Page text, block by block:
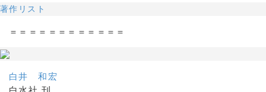
著作リスト
＝＝＝＝＝＝＝＝＝＝＝＝
白井 和宏
白水社 刊